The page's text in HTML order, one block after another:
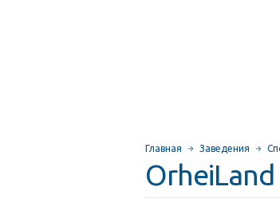
Главная Заведения
OrheiLand